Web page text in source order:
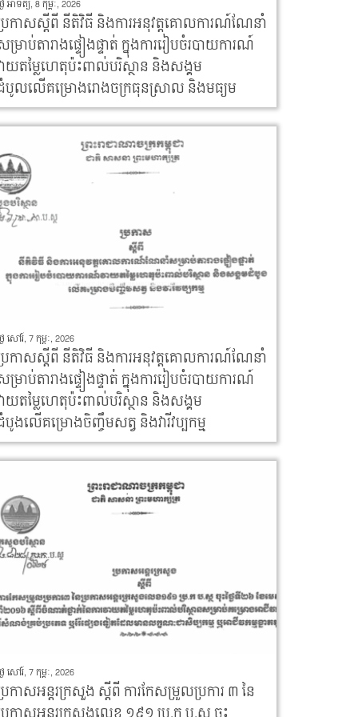
ៃ អាទិត្យ, 8 កុម្ភៈ, 2026
រកាសស្តីពី នីតិវិធី និងការអនុវត្តគោលការណ៍ណែនាំ
រាប់តារាងផ្ទៀងផ្ទាត់ ក្នុងការរៀបចំរបាយការណ៍
ាយតម្លៃហេតុប៉ះពាល់បរិស្ថាន និងសង្គម
បូលលើគម្រោងរោងចក្រធុនស្រាល និងមធ្យម
ៃ សៅរ៍, 7 កុម្ភៈ, 2026
រកាសស្តីពី នីតិវិធី និងការអនុវត្តគោលការណ៍ណែនាំ
រាប់តារាងផ្ទៀងផ្ទាត់់ ក្នុងការរៀបចំរបាយការណ៍
ាយតម្លៃហេតុប៉ះពាល់បរិស្ថាន និងសង្គម
បូងលើគម្រោងចិញ្ចឹមសត្វ និងវារីវប្បកម្ម
ៃ សៅរ៍, 7 កុម្ភៈ, 2026
រកាសអន្តរក្រសួង ស្តីពី ការកែសម្រួលប្រការ ៣ នៃ